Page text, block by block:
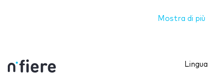
Mostra di più
Lingua